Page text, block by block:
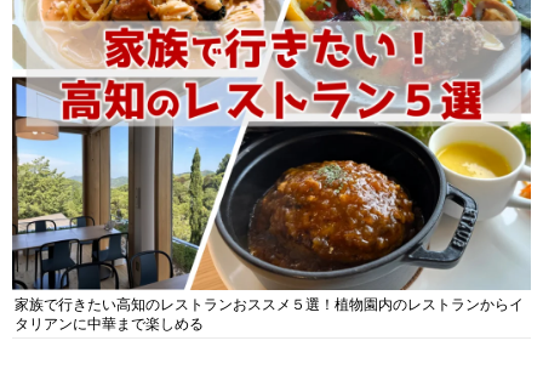
家族で行きたい高知のレストランおススメ５選！植物園内のレストランからイ
タリアンに中華まで楽しめる